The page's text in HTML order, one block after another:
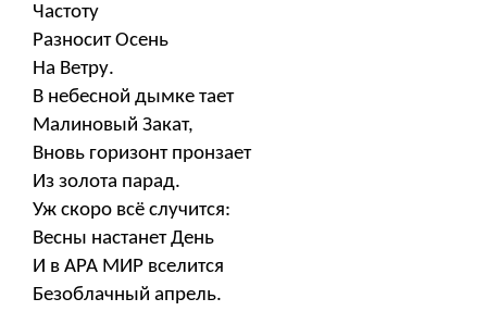
Частоту
Разносит Осень
На Ветру.
В небесной дымке тает
Малиновый Закат,
Вновь горизонт пронзает
Из золота парад.
Уж скоро всё случится:
Весны настанет День
И в АРА МИР вселится
Безоблачный апрель.